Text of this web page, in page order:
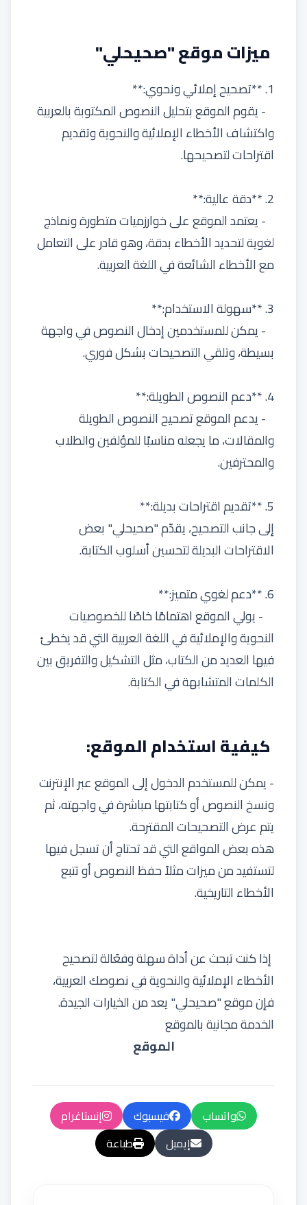
ميزات موقع "صحيحلي"
1. **تصحيح إملائي ونحوي:**
- يقوم الموقع بتحليل النصوص المكتوبة بالعربية
واكتشاف الأخطاء الإملائية والنحوية وتقديم
اقتراحات لتصحيحها.
2. **دقة عالية:**
- يعتمد الموقع على خوارزميات متطورة ونماذج
لغوية لتحديد الأخطاء بدقة، وهو قادر على التعامل
مع الأخطاء الشائعة في اللغة العربية.
3. **سهولة الاستخدام:**
- يمكن للمستخدمين إدخال النصوص في واجهة
بسيطة، وتلقي التصحيحات بشكل فوري.
4. **دعم النصوص الطويلة:**
- يدعم الموقع تصحيح النصوص الطويلة
والمقالات، ما يجعله مناسبًا للمؤلفين والطلاب
والمحترفين.
5. **تقديم اقتراحات بديلة:**
إلى جانب التصحيح، يقدّم "صحيحلي" بعض
الاقتراحات البديلة لتحسين أسلوب الكتابة.
6. **دعم لغوي متميز:**
- يولي الموقع اهتمامًا خاصًا للخصوصيات
النحوية والإملائية في اللغة العربية التي قد يخطئ
فيها العديد من الكتاب، مثل التشكيل والتفريق بين
الكلمات المتشابهة في الكتابة.
كيفية استخدام الموقع:
- يمكن للمستخدم الدخول إلى الموقع عبر الإنترنت
ونسخ النصوص أو كتابتها مباشرة في واجهته، ثم
يتم عرض التصحيحات المقترحة.
هذه بعض المواقع التي قد تحتاج أن تسجل فيها
لتستفيد من ميزات مثلاً حفظ النصوص أو تتبع
الأخطاء التاريخية.
إذا كنت تبحث عن أداة سهلة وفعّالة لتصحيح
الأخطاء الإملائية والنحوية في نصوصك العربية،
فإن موقع "صحيحلي" يعد من الخيارات الجيدة.
الخدمة مجانية بالموقع
الموقع
واتساب فيسبوك
إنستاغرام
إيميل
طباعة